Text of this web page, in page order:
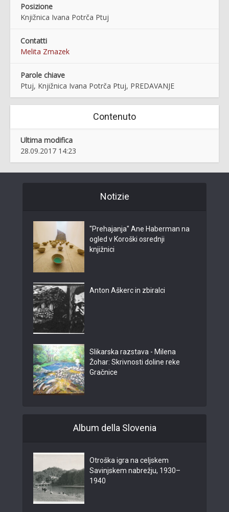
Posizione
Knjižnica Ivana Potrča Ptuj
Contatti
Melita Zmazek
Parole chiave
Ptuj, Knjižnica Ivana Potrča Ptuj, PREDAVANJE
Contenuto
Ultima modifica
28.09.2017 14:23
Notizie
"Prehajanja" Ane Haberman na
ogled v Koroški osrednji
knjižnici
Anton Aškerc in zbiralci
Slikarska razstava - Milena
Žohar: Skrivnosti doline reke
Gračnice
Album della Slovenia
Otroška igra na celjskem
Savinjskem nabrežju, 1930–
1940